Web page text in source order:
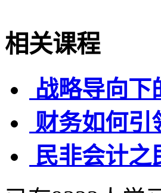
相关课程
战略导向下
财务如何引
民非会计之